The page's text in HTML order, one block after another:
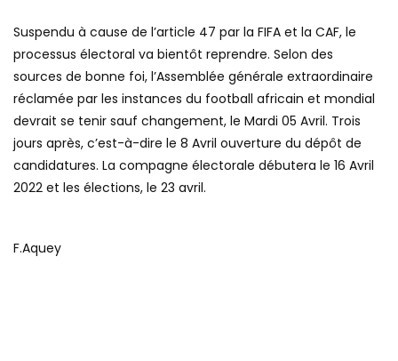
Suspendu à cause de l’article 47 par la FIFA et la CAF, le
processus électoral va bientôt reprendre. Selon des
sources de bonne foi, l’Assemblée générale extraordinaire
réclamée par les instances du football africain et mondial
devrait se tenir sauf changement, le Mardi 05 Avril. Trois
jours après, c’est-à-dire le 8 Avril ouverture du dépôt de
candidatures. La compagne électorale débutera le 16 Avril
2022 et les élections, le 23 avril.
F.Aquey